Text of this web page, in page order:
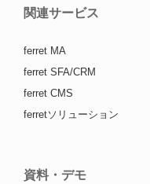
関連サービス
ferret MA
ferret SFA/CRM
ferret CMS
ferretソリューション
資料・デモ